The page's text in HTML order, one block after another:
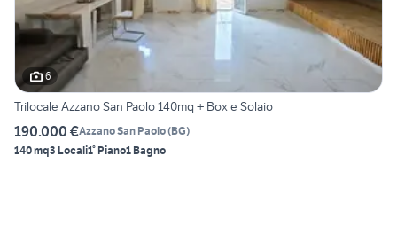
6
Trilocale Azzano San Paolo 140mq + Box e Solaio
190.000 €Azzano San Paolo(BG)
140 mq3 Locali1° Piano1 Bagno